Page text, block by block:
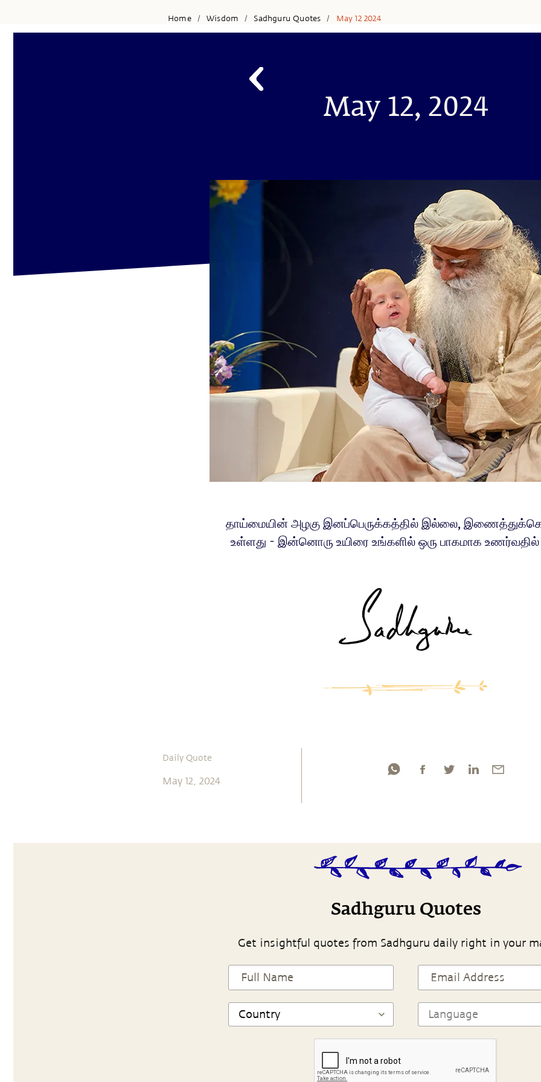
Home / Wisdom / Sadhguru Quotes / May 12 2024
May 12, 2024
தாய்மையின் அழகு இனப்பெருக்கத்தில் இல்லை,
உள்ளது - இன்னொரு உயிரை உங்களில் ஒரு பாகமாக உணர்வதில்
Daily Quote
May 12, 2024
Sadhguru Quotes
Get insightful quotes from Sadhguru daily right in your